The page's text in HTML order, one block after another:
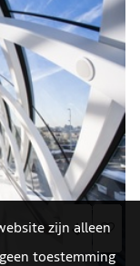
zijn alleen
toestemming